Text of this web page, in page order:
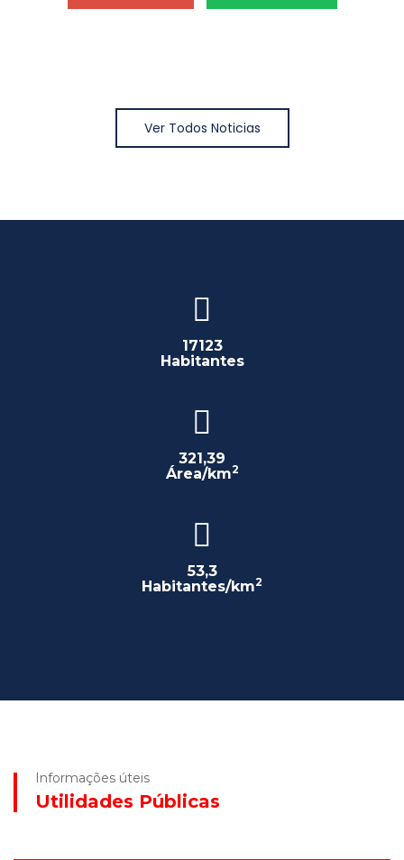
Ver Todos Noticias
17123
Habitantes
321,39
Área/km2
53,3
Habitantes/km2
Informações úteis
Utilidades Públicas